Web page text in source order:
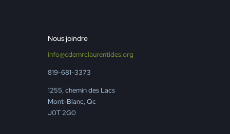
Nous joindre
info@cdemrclaurentides.org
819-681-3373
1255, chemin des Lacs
Mont-Blanc, Qc
J0T 2G0